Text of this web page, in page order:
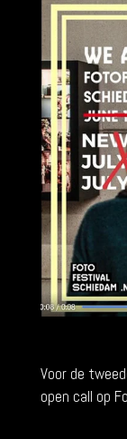
Voor de
open call op